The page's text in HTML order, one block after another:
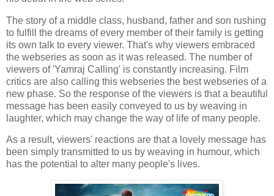
The story of a middle class, husband, father and son rushing
to fulfill the dreams of every member of their family is getting
its own talk to every viewer. That's why viewers embraced
the webseries as soon as it was released. The number of
viewers of 'Yamraj Calling' is constantly increasing. Film
critics are also calling this webseries the best webseries of a
new phase. So the response of the viewers is that a beautiful
message has been easily conveyed to us by weaving in
laughter, which may change the way of life of many people.
As a result, viewers' reactions are that a lovely message has
been simply transmitted to us by weaving in humour, which
has the potential to alter many people's lives.